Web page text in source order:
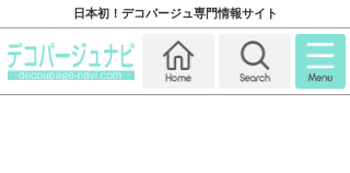
日本初！デコパージュ専門情報サイト